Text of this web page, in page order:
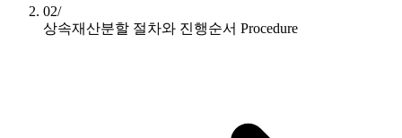
02/
상속재산분할 절차와 진행순서 Procedure